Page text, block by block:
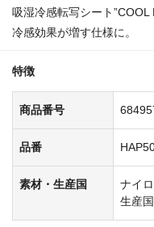
吸湿冷感転写シート
冷感効果が増す仕様に。
特徴
商品番号
品番
素材・生産国
ナイ
生産